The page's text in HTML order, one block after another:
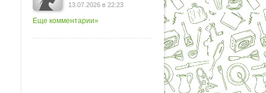
13.07.2026 в 22:23
Еще комментарии»